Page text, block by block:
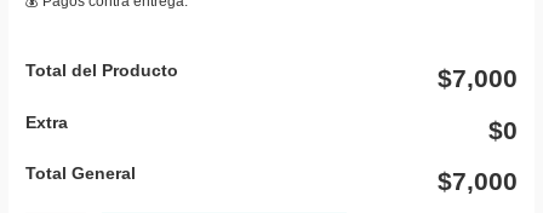
Total del Producto $7,000
Extra $0
Total General $7,000